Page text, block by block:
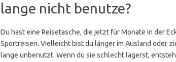
lange nicht benutze?
Du hast eine Reisetasche, die jetzt für Monate in der
Sportreisen. Vielleicht bist du länger im Ausland oder
lange unbenutzt. Wenn du sie schlecht lagerst,